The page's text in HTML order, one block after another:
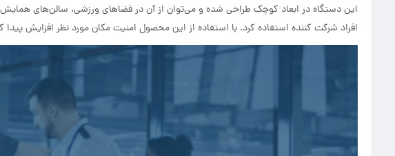
این دستگاه در ابعاد کوچک طراحی شده و می‌توان از آن در فضاهای ورزشی، سالن‌های
افراد شرکت کننده استفاده کرد. با استفاده از این محصول امنیت مکان مورد نظر افزایش